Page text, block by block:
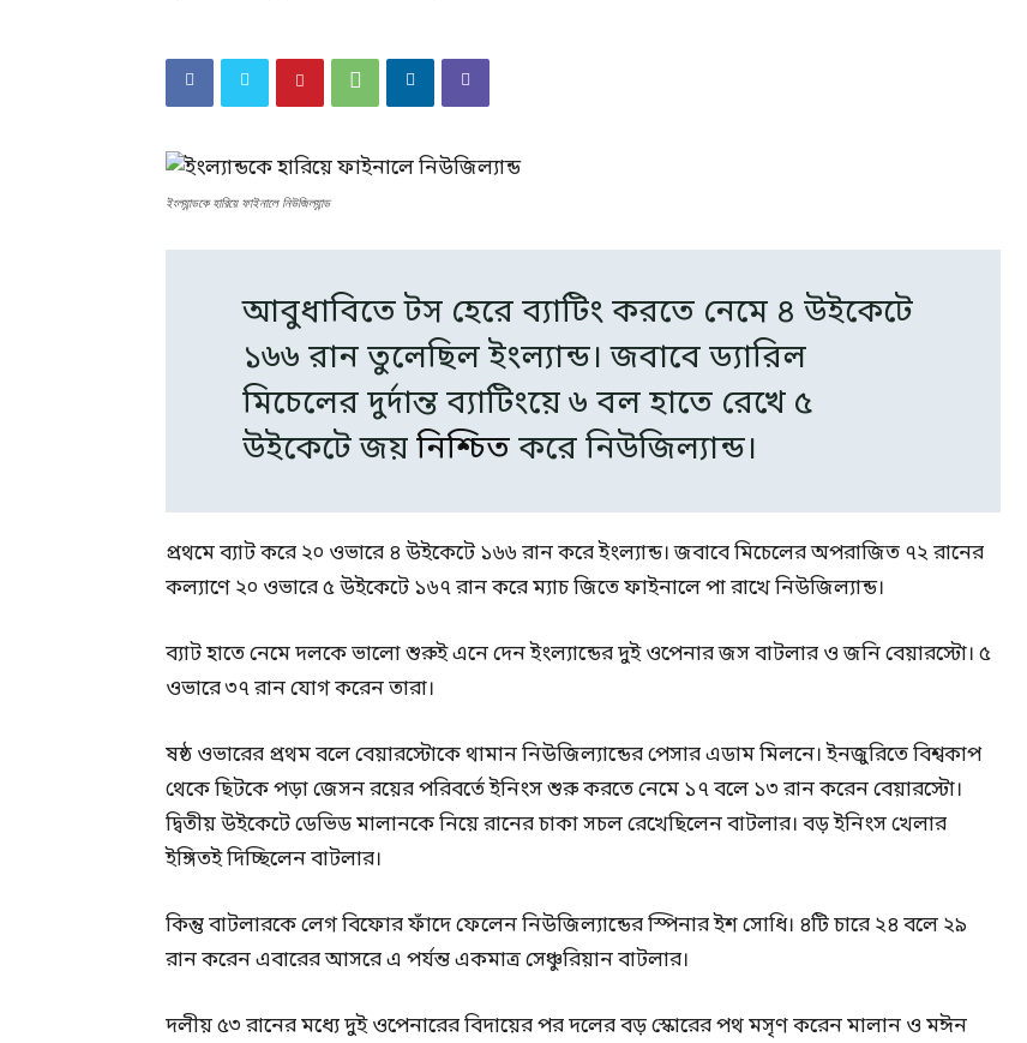
ইংল্যান্ডকে হারিয়ে ফাইনালে নিউজিল্যান্ড
আবুধাবিতে টস হেরে ব্যাটিং করতে নেমে ৪ উইকেটে
১৬৬ রান তুলেছিল ইংল্যান্ড। জবাবে ড্যারিল
মিচেলের দুর্দান্ত ব্যাটিংয়ে ৬ বল হাতে রেখে ৫
উইকেটে জয়নিশ্চিতকরে নিউজিল্যান্ড।
প্রথমে ব্যাট করে ২০ ওভারে ৪ উইকেটে ১৬৬ রান করে ইংল্যান্ড। জবাবে মিচেলের অপরাজিত ৭২ রানের
কল্যাণে ২০ ওভারে ৫ উইকেটে ১৬৭ রান করে ম্যাচ জিতে ফাইনালে পা রাখে নিউজিল্যান্ড।
ব্যাট হাতে নেমে দলকে ভালো শুরুই এনে দেন ইংল্যান্ডের দুই ওপেনার জস বাটলার ও জনি বেয়ারস্টো। ৫
ওভারে ৩৭ রান যোগ করেন তারা।
ষষ্ঠ ওভারের প্রথম বলে বেয়ারস্টোকে থামান নিউজিল্যান্ডের পেসার এডাম মিলনে। ইনজুরিতে বিশ্বকাপ
থেকে ছিটকে পড়া জেসন রয়ের পরিবর্তে ইনিংস শুরু করতে নেমে ১৭ বলে ১৩ রান করেন বেয়ারস্টো।
দ্বিতীয় উইকেটে ডেভিড মালানকে নিয়ে রানের চাকা সচল রেখেছিলেন বাটলার। বড় ইনিংস খেলার
ইঙ্গিতই দিচ্ছিলেন বাটলার।
কিন্তু বাটলারকে লেগ বিফোর ফাঁদে ফেলেন নিউজিল্যান্ডের স্পিনার ইশ সোধি। ৪টি চারে ২৪ বলে ২৯
রান করেন এবারের আসরে এ পর্যন্ত একমাত্র সেঞ্চুরিয়ান বাটলার।
দলীয় ৫৩ রানের মধ্যে দুই ওপেনারের বিদায়ের পর দলের বড় স্কোরের পথ মসৃণ করেন মালান ও মঈন